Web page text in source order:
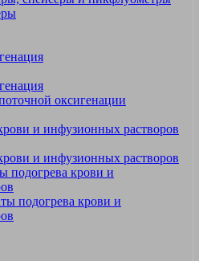
оксигенации
и инфузионных растворов
и инфузионных растворов
подогрева крови и
подогрева крови и